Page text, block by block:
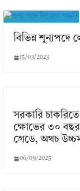
বিভিন্ন শূন্যপদে
15/03/2023
সরকারি
ক্ষোভের ৩০ বছর
গ্রেডে, অথচ
06/09/2025